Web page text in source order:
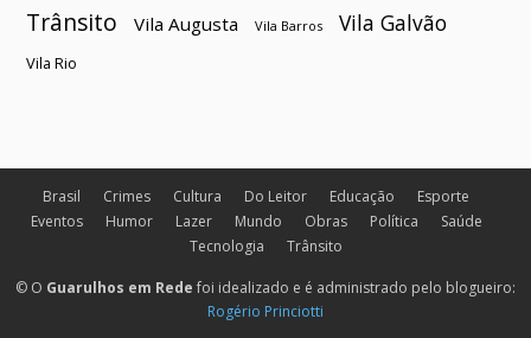
Trânsito Vila Augusta Vila Barros Vila Galvão
Vila Rio
Brasil Crimes Cultura Do Leitor Educação
Esporte
Eventos
Humor Lazer Mundo Obras Política
Saúde
Tecnologia
Trânsito
© O Guarulhos em Rede foi idealizado e é administrado pelo blogueiro:
Rogério Princiotti